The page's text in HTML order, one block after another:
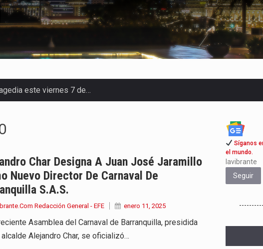
este viernes 7 de…
dejó claro que la…
viernes 7 de agosto…
la ceremonia de…
cumplieron los honores…
Espriella aseguró que durante…
Char Designa A Juan José Jaramillo
Nuevo Director De Carnaval De
S.A.S.
Redacción General - EFE enero 11, 2025
Asamblea del Carnaval de Barranquilla, presidida
Alejandro Char, se oficializó…
Síganos
el mundo.
lavibrante
Seguir